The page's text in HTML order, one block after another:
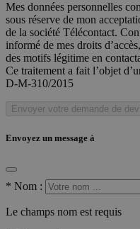
Mes données personnelles
sous réserve de mon
de la société Télécontact.
informé de mes droits
des motifs légitime en
Ce traitement a fait l’objet
D-M-310/2015
Envoyer votre demande de
Envoyez un message à
* Nom :
Le champs nom est requis